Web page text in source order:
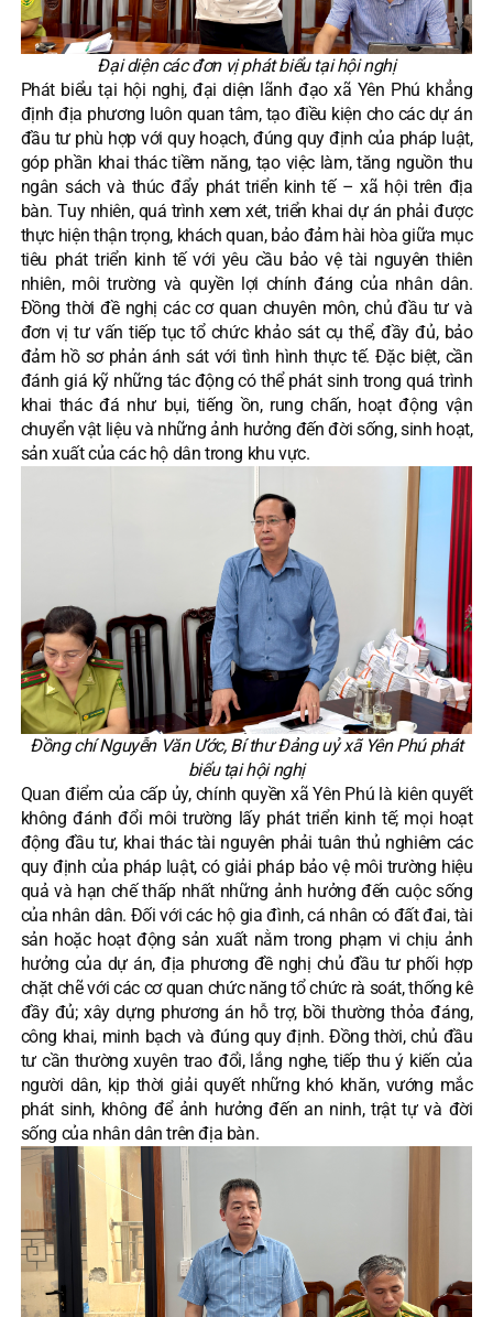
Đại diện các đơn vị phát biểu tại hội nghị
Phát biểu tại hội nghị, đại diện lãnh đạo xã Yên Phú khẳng
định địa phương luôn quan tâm, tạo điều kiện cho các dự án
đầu tư phù hợp với quy hoạch, đúng quy định của pháp luật,
góp phần khai thác tiềm năng, tạo việc làm, tăng nguồn thu
ngân sách và thúc đẩy phát triển kinh tế – xã hội trên địa
bàn. Tuy nhiên, quá trình xem xét, triển khai dự án phải được
thực hiện thận trọng, khách quan, bảo đảm hài hòa giữa mục
tiêu phát triển kinh tế với yêu cầu bảo vệ tài nguyên thiên
nhiên, môi trường và quyền lợi chính đáng của nhân dân.
Đồng thời đề nghị các cơ quan chuyên môn, chủ đầu tư và
đơn vị tư vấn tiếp tục tổ chức khảo sát cụ thể, đầy đủ, bảo
đảm hồ sơ phản ánh sát với tình hình thực tế. Đặc biệt, cần
đánh giá kỹ những tác động có thể phát sinh trong quá trình
khai thác đá như bụi, tiếng ồn, rung chấn, hoạt động vận
chuyển vật liệu và những ảnh hưởng đến đời sống, sinh hoạt,
sản xuất của các hộ dân trong khu vực.
Đồng chí Nguyễn Văn Ước, Bí thư Đảng uỷ xã Yên Phú phát
biểu tại hội nghị
Quan điểm của cấp ủy, chính quyền xã Yên Phú là kiên quyết
không đánh đổi môi trường lấy phát triển kinh tế; mọi hoạt
động đầu tư, khai thác tài nguyên phải tuân thủ nghiêm các
quy định của pháp luật, có giải pháp bảo vệ môi trường hiệu
quả và hạn chế thấp nhất những ảnh hưởng đến cuộc sống
của nhân dân. Đối với các hộ gia đình, cá nhân có đất đai, tài
sản hoặc hoạt động sản xuất nằm trong phạm vi chịu ảnh
hưởng của dự án, địa phương đề nghị chủ đầu tư phối hợp
chặt chẽ với các cơ quan chức năng tổ chức rà soát, thống kê
đầy đủ; xây dựng phương án hỗ trợ, bồi thường thỏa đáng,
công khai, minh bạch và đúng quy định. Đồng thời, chủ đầu
tư cần thường xuyên trao đổi, lắng nghe, tiếp thu ý kiến của
người dân, kịp thời giải quyết những khó khăn, vướng mắc
phát sinh, không để ảnh hưởng đến an ninh, trật tự và đời
sống của nhân dân trên địa bàn.